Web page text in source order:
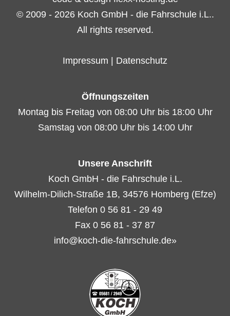
© 2009 - 2026 Koch GmbH - die Fahrschule i.L..
All rights reserved.
Impressum Datenschutz
Öffnungszeiten
Montag bis Freitag von 08:00 Uhr bis 18:00 Uhr
Samstag von 08:00 Uhr bis 14:00 Uhr
Unsere Anschrift
Koch GmbH - die Fahrschule i.L.
Wilhelm-Dilich-Straße 1B, 34576 Homberg (Efze)
Telefon 0 56 81 - 29 49
Fax 0 56 81 - 37 87
info@koch-die-fahrschule.de»